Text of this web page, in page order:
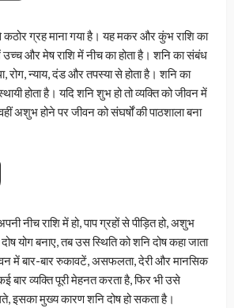
ग्रह माना गया है। यह मकर और कुंभ राशि का
उच्च और मेष राशि में नीच का होता है। शनि का संबंध
रोग, न्याय, दंड और तपस्या से होता है। शनि का
होता है। यदि शनि शुभ हो तो व्यक्ति को जीवन में
अशुभ होने पर जीवन को संघर्षों की पाठशाला बना
नीच राशि में हो, पाप ग्रहों से पीड़ित हो, अशुभ
दोष योग बनाए, तब उस स्थिति को शनि दोष कहा जाता
में बार-बार रुकावटें, असफलता, देरी और मानसिक
बार व्यक्ति पूरी मेहनत करता है, फिर भी उसे
इसका मुख्य कारण शनि दोष हो सकता है।